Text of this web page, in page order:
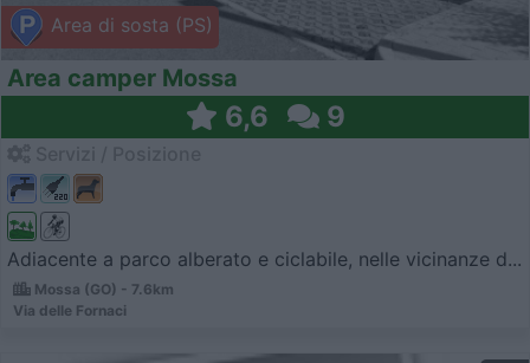
Area di sosta (PS)
Area camper Mossa
6,6 9
Adiacente a parco alberato e ciclabile, nelle vicinanze d...
Mossa (GO) - 7.6km
Via delle Fornaci